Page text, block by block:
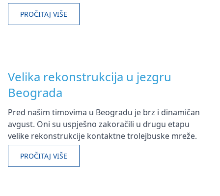
PROČITAJ VIŠE
Velika rekonstrukcija u jezgru
Beograda
Pred našim timovima u Beogradu je brz i dinamičan
avgust. Oni su uspješno zakoračili u drugu etapu
velike rekonstrukcije kontaktne trolejbuske mreže.
PROČITAJ VIŠE